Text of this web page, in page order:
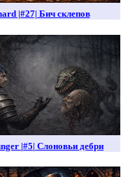
|#27| Бич склепов
|#5| Слоновьи дебри